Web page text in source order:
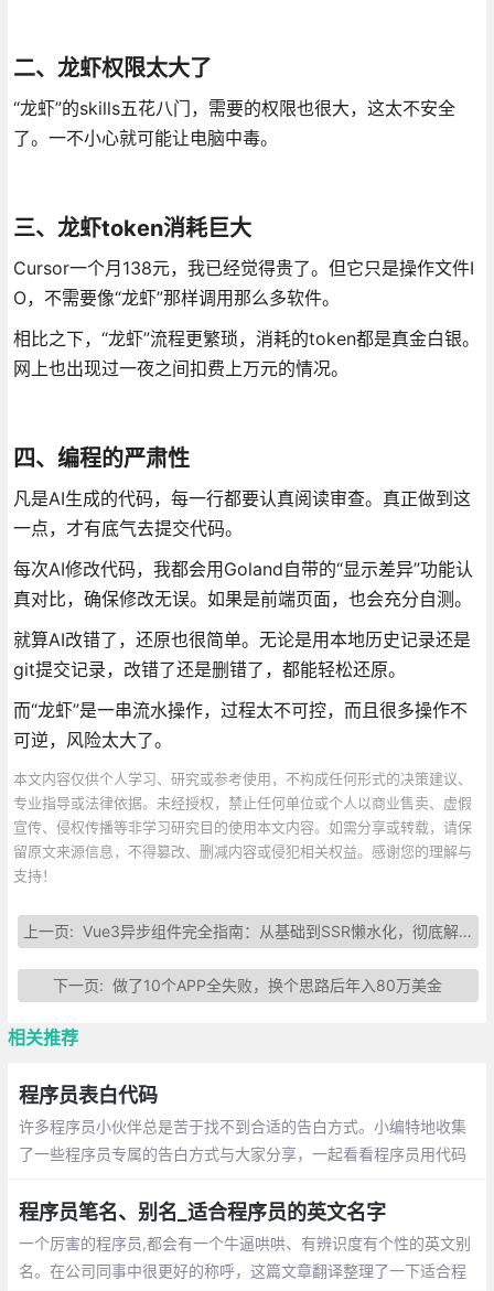
二、龙虾权限太大了
“龙虾”的skills五花八门，需要的权限也很大，这太不安全
了。一不小心就可能让电脑中毒。
三、龙虾token消耗巨大
Cursor一个月138元，我已经觉得贵了。但它只是操作文件I
O，不需要像“龙虾”那样调用那么多软件。
相比之下，“龙虾”流程更繁琐，消耗的token都是真金白银。
网上也出现过一夜之间扣费上万元的情况。
四、编程的严肃性
凡是AI生成的代码，每一行都要认真阅读审查。真正做到这
一点，才有底气去提交代码。
每次AI修改代码，我都会用Goland自带的“显示差异”功能认
真对比，确保修改无误。如果是前端页面，也会充分自测。
就算AI改错了，还原也很简单。无论是用本地历史记录还是
git提交记录，改错了还是删错了，都能轻松还原。
而“龙虾”是一串流水操作，过程太不可控，而且很多操作不
可逆，风险太大了。
本文内容仅供个人学习、研究或参考使用，不构成任何形式的决策建议、
专业指导或法律依据。未经授权，禁止任何单位或个人以商业售卖、虚假
宣传、侵权传播等非学习研究目的使用本文内容。如需分享或转载，请保
留原文来源信息，不得篡改、删减内容或侵犯相关权益。感谢您的理解与
支持！
上一页:Vue3异步组件完全指南：从基础到SSR懒水化，彻底解决首屏加载慢
下一页:做了10个APP全失败，换个思路后年入80万美金
相关推荐
程序员表白代码
许多程序员小伙伴总是苦于找不到合适的告白方式。小编特地收集
了一些程序员专属的告白方式与大家分享，一起看看程序员用代码
程序员笔名、别名_适合程序员的英文名字
一个厉害的程序员,都会有一个牛逼哄哄、有辨识度有个性的英文别
名。在公司同事中很更好的称呼，这篇文章翻译整理了一下适合程